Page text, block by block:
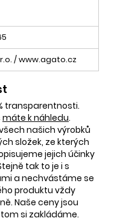
/ www.agato.cz
transparentnosti.
máte k náhledu.
našich výrobků
složek, ze kterých
jejich účinky
tak to je i s
a nechvástáme se
produktu vždy
Naše ceny jsou
si zakládáme.